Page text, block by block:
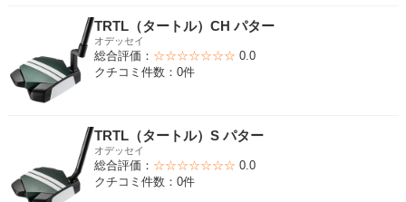
TRTL（タートル）CH パター
オデッセイ
総合評価： ☆☆☆☆☆☆☆ 0.0
クチコミ件数：0件
TRTL（タートル）S パター
オデッセイ
総合評価： ☆☆☆☆☆☆☆ 0.0
クチコミ件数：0件